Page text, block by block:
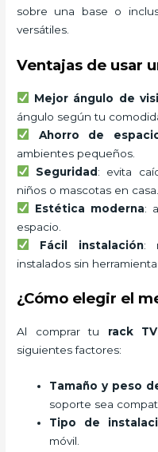
sobre una base o
versátiles.
Ventajas de usar
Mejor ángulo de
ángulo según tu
Ahorro de
ambientes pequeños.
Seguridad: evita
niños o mascotas en casa.
Estética moderna:
espacio.
Fácil instalación:
instalados sin
¿Cómo elegir el
Al comprar tu rack
siguientes factores:
Tamaño y peso
soporte sea
Tipo de
móvil.